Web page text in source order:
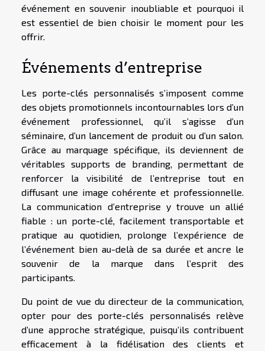
événement en souvenir inoubliable et pourquoi il
est essentiel de bien choisir le moment pour les
offrir.
Événements d’entreprise
Les porte-clés personnalisés s’imposent comme
des objets promotionnels incontournables lors d’un
événement professionnel, qu’il s’agisse d’un
séminaire, d’un lancement de produit ou d’un salon.
Grâce au marquage spécifique, ils deviennent de
véritables supports de branding, permettant de
renforcer la visibilité de l’entreprise tout en
diffusant une image cohérente et professionnelle.
La communication d’entreprise y trouve un allié
fiable : un porte-clé, facilement transportable et
pratique au quotidien, prolonge l’expérience de
l’événement bien au-delà de sa durée et ancre le
souvenir de la marque dans l’esprit des
participants.
Du point de vue du directeur de la communication,
opter pour des porte-clés personnalisés relève
d’une approche stratégique, puisqu’ils contribuent
efficacement à la fidélisation des clients et